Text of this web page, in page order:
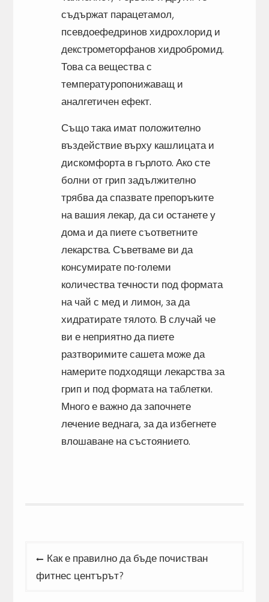
съдържат парацетамол,
псевдоефедринов хидрохлорид и
декстрометорфанов хидробромид.
Това са вещества с
температуропонижаващ и
аналгетичен ефект.
Също така имат положително
въздействие върху кашлицата и
дискомфорта в гърлото. Ако сте
болни от грип задължително
трябва да спазвате препоръките
на вашия лекар, да си останете у
дома и да пиете съответните
лекарства. Съветваме ви да
консумирате по-големи
количества течности под формата
на чай с мед и лимон, за да
хидратирате тялото. В случай че
ви е неприятно да пиете
разтворимите сашета може да
намерите подходящи лекарства за
грип и под формата на таблетки.
Много е важно да започнете
лечение веднага, за да избегнете
влошаване на състоянието.
navigation
Как е правилно да бъде почистван
фитнес центърът?